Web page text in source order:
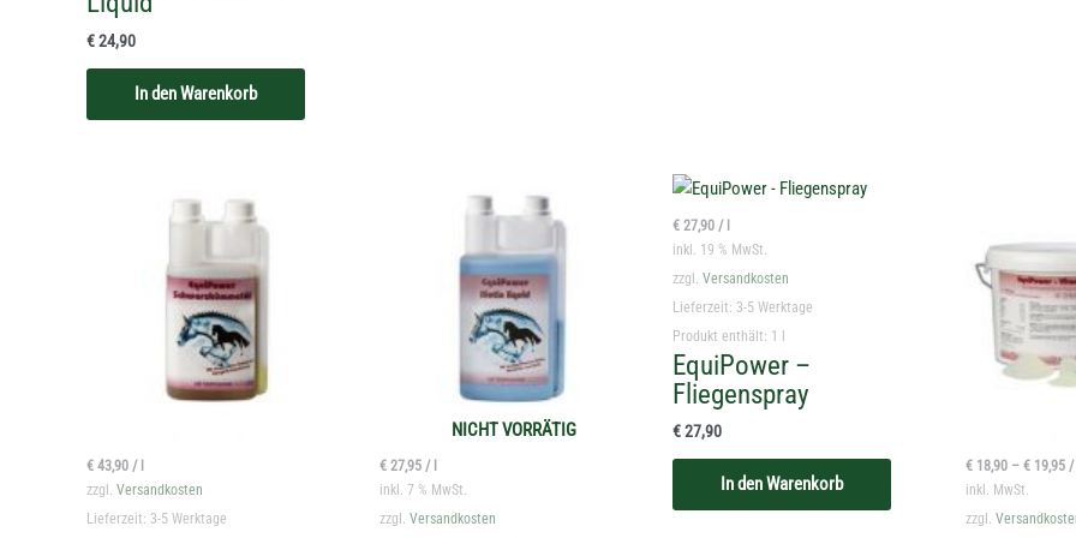
€24,90
In den Warenkorb
€ 43,90 / l
zzgl. Versandkosten
Lieferzeit: 3-5 Werktage
NICHT VORRÄTIG
€ 27,95 / l
inkl. 7 % MwSt.
zzgl. Versandkosten
€ 27,90 / l
inkl. 19 % MwSt.
zzgl. Versandkosten
Lieferzeit: 3-5 Werktage
Produkt enthält: 1 l
EquiPower –
Fliegenspray
€27,90
In den Warenkorb
€ 18,90 – € 19,95 /
inkl. MwSt.
zzgl.